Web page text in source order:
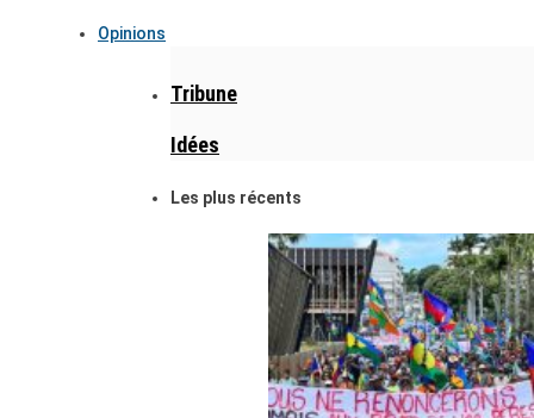
Opinions
Tribune
Idées
Les plus récents